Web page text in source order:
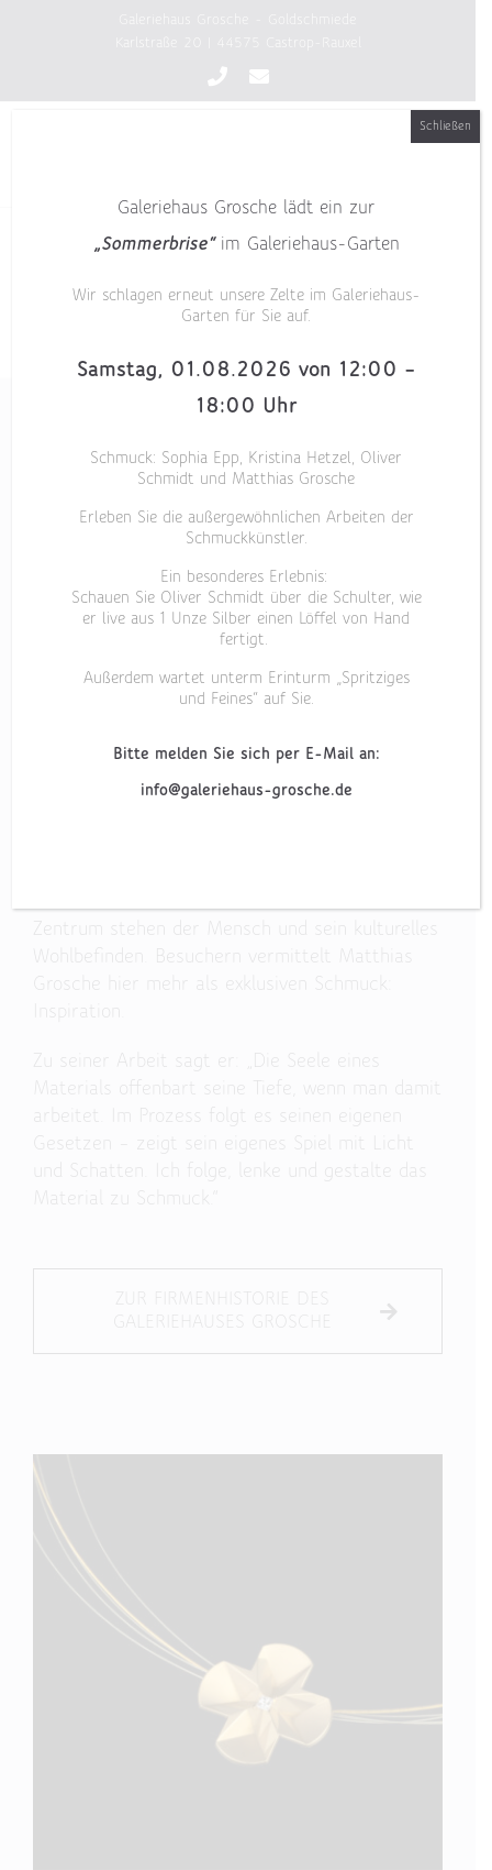
MATTHIAS GROSCHE
So ist also einer, der Tradition lebt? Ja, so ist er:
schlank, wach, meist in Oberhemden mit
kreativen Designs und ein Meister seines Fachs.
Matthias Grosche führt in dritter Generation die
Geschicke der Juwelierfamilie in Castrop-Rauxel
gerne zurückgekehrt, ausgebildet als
Goldschmiedemeister sowie Schmuckdesigner.
Zentrum stehen der Mensch und sein kulturelles
Wohlbefinden. Besuchern vermittelt Matthias
Grosche hier mehr als exklusiven Schmuck:
Inspiration.
Zu seiner Arbeit sagt er: „Die Seele eines
Materials offenbart seine Tiefe, wenn man damit
arbeitet. Im Prozess folgt es seinen eigenen
Gesetzen – zeigt sein eigenes Spiel mit Licht
und Schatten. Ich folge, lenke und gestalte das
Material zu Schmuck.“
QUATRE VII
Galeriehaus Grosche lädt ein zur
„Sommerbrise“ im Galeriehaus-Garten
Wir schlagen erneut unsere Zelte im Galeriehaus-
Garten für Sie auf.
Samstag, 01.08.2026 von 12:00 –
18:00 Uhr
Schmuck: Sophia Epp, Kristina Hetzel, Oliver
Schmidt und Matthias Grosche
Erleben Sie die außergewöhnlichen Arbeiten der
Schmuckkünstler.
Ein besonderes Erlebnis:
Schauen Sie Oliver Schmidt über die Schulter, wie
er live aus 1 Unze Silber einen Löffel von Hand
fertigt.
Außerdem wartet unterm Erinturm „Spritziges
und Feines“ auf Sie.
Bitte melden Sie sich per E-Mail an:
info@galeriehaus-grosche.de
Schließen